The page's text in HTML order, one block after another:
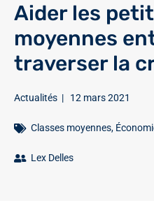
Aider les
moyennes
traverser la
Actualités | 12 mars 2021
Classes moyennes,
Lex Delles